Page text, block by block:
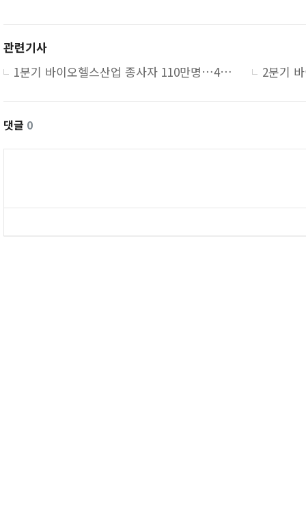
관련기사
1분기 바이오헬스산업 종사자 110만명…4.3% 증가
댓글 0